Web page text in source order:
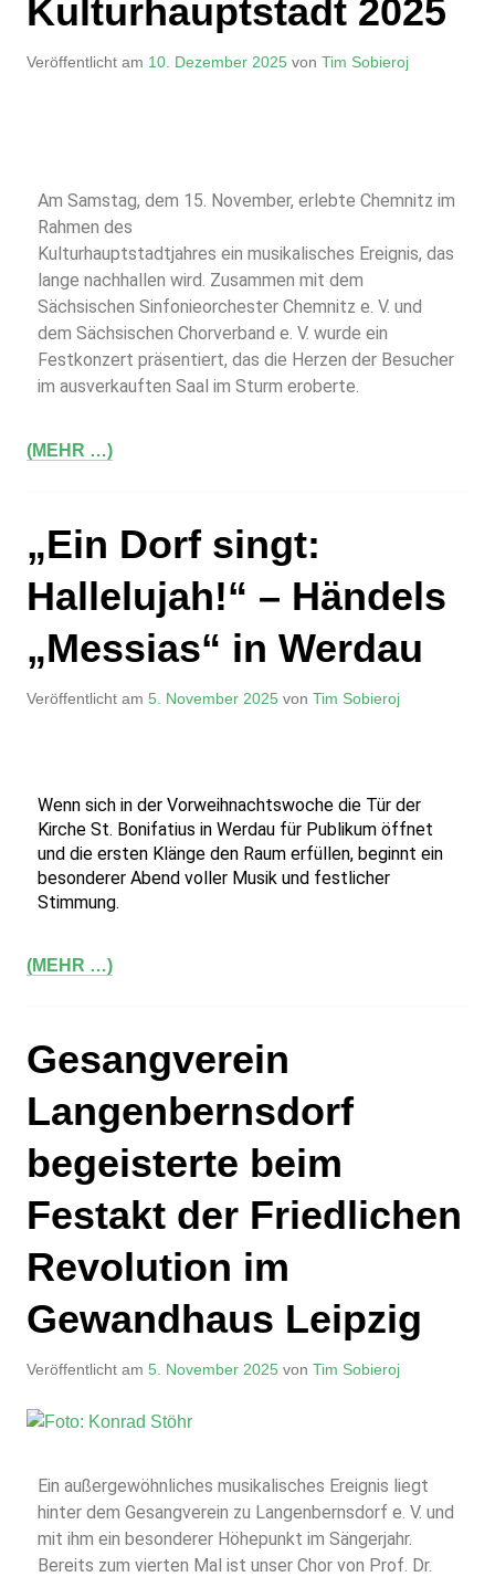
Kulturhauptstadt 2025
Veröffentlicht am 10. Dezember 2025 von Tim Sobieroj
Am Samstag, dem 15. November, erlebte Chemnitz im
Rahmen des
Kulturhauptstadtjahres ein musikalisches Ereignis, das
lange nachhallen wird. Zusammen mit dem
Sächsischen Sinfonieorchester Chemnitz e. V. und
dem Sächsischen Chorverband e. V. wurde ein
Festkonzert präsentiert, das die Herzen der Besucher
im ausverkauften Saal im Sturm eroberte.
(MEHR …)
„Ein Dorf singt:
Hallelujah!“ – Händels
„Messias“ in Werdau
Veröffentlicht am 5. November 2025 von Tim Sobieroj
Wenn sich in der Vorweihnachtswoche die Tür der
Kirche St. Bonifatius in Werdau für Publikum öffnet
und die ersten Klänge den Raum erfüllen, beginnt ein
besonderer Abend voller Musik und festlicher
Stimmung.
(MEHR …)
Gesangverein
Langenbernsdorf
begeisterte beim
Festakt der Friedlichen
Revolution im
Gewandhaus Leipzig
Veröffentlicht am 5. November 2025 von Tim Sobieroj
Ein außergewöhnliches musikalisches Ereignis liegt
hinter dem Gesangverein zu Langenbernsdorf e. V. und
mit ihm ein besonderer Höhepunkt im Sängerjahr.
Bereits zum vierten Mal ist unser Chor von Prof. Dr.